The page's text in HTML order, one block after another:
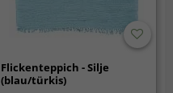
Flickenteppich - Silje
(blau/türkis)